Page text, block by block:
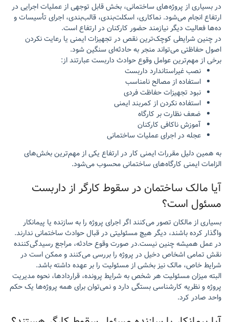
در بسیاری از پروژه‌های ساختمانی، بخش قابل توجهی از عملیات اجرایی در
ارتفاع انجام می‌شود. نماکاری، اسکلت‌بندی، قالب‌بندی، اجرای تأسیسات و
ده‌ها فعالیت دیگر نیازمند حضور کارکنان در ارتفاع است.
در چنین شرایطی کوچک‌ترین نقص در تجهیزات ایمنی یا رعایت نکردن
اصول حفاظتی می‌تواند منجر به حادثه‌ای سنگین شود.
برخی از مهم‌ترین عوامل وقوع حوادث داربست عبارتند از:
نصب غیراستاندارد داربست
استفاده از مصالح نامناسب
نبود تجهیزات حفاظت فردی
استفاده نکردن از کمربند ایمنی
ضعف نظارت بر کارگاه
آموزش ناکافی کارکنان
عجله در اجرای عملیات ساختمانی
به همین دلیل مقررات ایمنی کار در ارتفاع یکی از مهم‌ترین بخش‌های
الزامات ایمنی کارگاه‌های ساختمانی محسوب می‌شود.
آیا مالک ساختمان در سقوط کارگر از داربست
مسئول است؟
بسیاری از مالکان تصور می‌کنند اگر اجرای پروژه را به سازنده یا پیمانکار
واگذار کرده باشند، دیگر هیچ مسئولیتی در قبال حوادث ساختمانی ندارند.
در عمل همیشه چنین نیست.در صورت وقوع حادثه، مراجع رسیدگی‌کننده
نقش تمامی اشخاص دخیل در پروژه را بررسی می‌کنند و ممکن است در
شرایط خاص، مالک نیز بخشی از مسئولیت را بر عهده داشته باشد.
البته میزان مسئولیت هر شخص به شرایط پرونده، قراردادها، نحوه مدیریت
پروژه و نظریه کارشناسی بستگی دارد و نمی‌توان برای همه پروژه‌ها یک حکم
واحد صادر کرد.